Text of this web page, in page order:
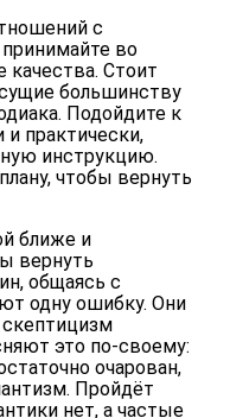
с
во
качества. Стоит
большинству
Подойдите к
практически,
инструкцию.
чтобы вернуть
ближе и
вернуть
общаясь с
одну ошибку. Они
это по-своему:
очарован,
Пройдёт
нет, а частые